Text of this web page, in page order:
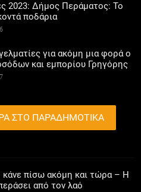
2023: Δήμος Περάματος: Το
ποδάρια
για ακόμη μια φορά ο
και εμπορίου Γρηγόρης
ΣΤΟ ΠΑΡΑΔΗΜΟΤΙΚΑ
πίσω ακόμη και τώρα – Η
από τον λαό